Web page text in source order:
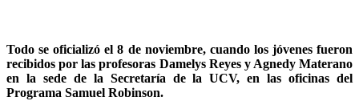
Todo se oficializó el 8 de noviembre, cuando los jóvenes fueron
recibidos por las profesoras Damelys Reyes y Agnedy Materano
en la sede de la Secretaría de la UCV, en las oficinas del
Programa Samuel Robinson.